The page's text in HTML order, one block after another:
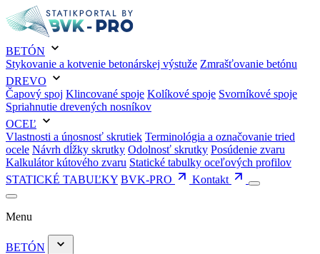
BETÓN
Stykovanie a kotvenie betonárskej výstuže Zmrašťovanie betónu
DREVO
Čapový spoj Klincované spoje Kolíkové spoje Svorníkové spoje
Spriahnutie drevených nosníkov
OCEĽ
Vlastnosti a únosnosť skrutiek Terminológia a označovanie tried
ocele Návrh dĺžky skrutky Odolnosť skrutky Posúdenie zvaru
Kalkulátor kútového zvaru Statické tabulky oceľových profilov
STATICKÉ TABUĽKY BVK-PRO Kontakt
Menu
BETÓN